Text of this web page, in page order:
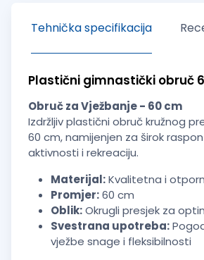
Tehnička specifikacija
Plastični gimnastički obruč
Obruč za Vježbanje - 60 cm
Izdržljiv plastični obruč kružnog
60 cm, namijenjen za širok
aktivnosti i rekreaciju.
Materijal:Kvalitetna i
Promjer:60 cm
Oblik:Okrugli presjek za
Svestrana upotreba:
vježbe snage i fleksibilnosti